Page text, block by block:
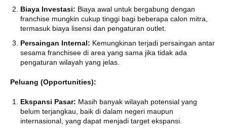
Biaya Investasi: Biaya awal untuk bergabung dengan
franchise mungkin cukup tinggi bagi beberapa calon mitra,
termasuk biaya lisensi dan pengaturan outlet.
Persaingan Internal: Kemungkinan terjadi persaingan antar
sesama franchisee di area yang sama jika tidak ada
pengaturan wilayah yang jelas.
Peluang (Opportunities):
Ekspansi Pasar: Masih banyak wilayah potensial yang
belum terjangkau, baik di dalam negeri maupun
internasional, yang dapat menjadi target ekspansi.